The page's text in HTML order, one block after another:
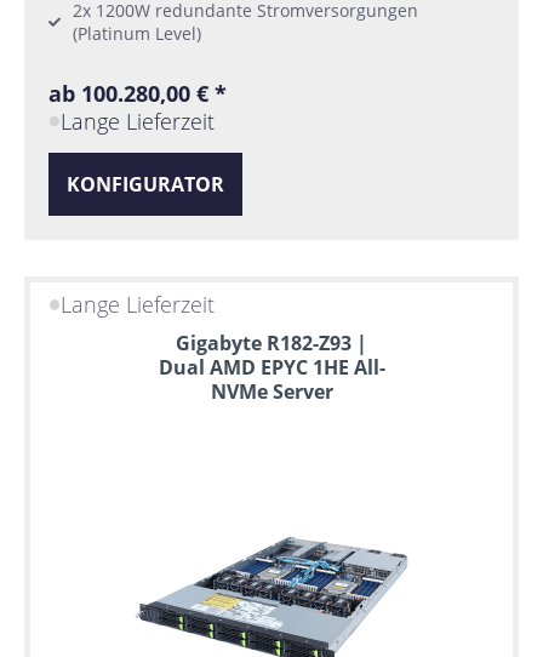
2x 1200W redundante Stromversorgungen
(Platinum Level)
ab 100.280,00 € *
Lange Lieferzeit
KONFIGURATOR
Lange Lieferzeit
Gigabyte R182-Z93 |
Dual AMD EPYC 1HE All-
NVMe Server